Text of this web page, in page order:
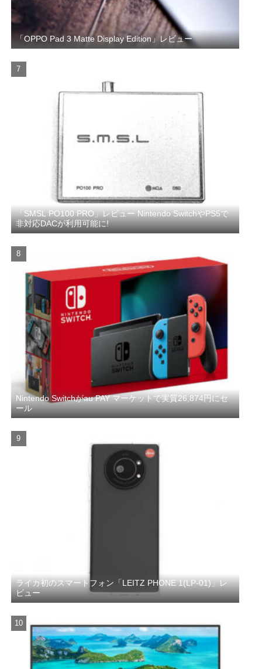
「OPPO Pad 3 Matte Display Edition」レビュー
「SMSL PO100 PRO」レビュー Nintendo SwitchやPS5で
非対応DACが利用可能に!
Nintendo Switchがau PAY マーケットで実質26,874円にセ
ール
ライカ初のスマートフォン「LEITZ PHONE 1(LP-01)」レ
ビュー